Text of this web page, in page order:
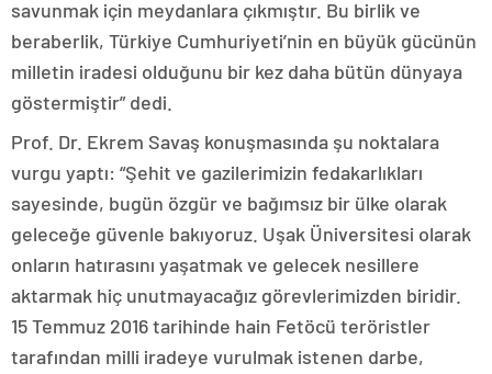
savunmak için meydanlara çıkmıştır. Bu birlik ve
beraberlik, Türkiye Cumhuriyeti’nin en büyük gücünün
milletin iradesi olduğunu bir kez daha bütün dünyaya
göstermiştir” dedi.
Prof. Dr. Ekrem Savaş konuşmasında şu noktalara
vurgu yaptı: “Şehit ve gazilerimizin fedakarlıkları
sayesinde, bugün özgür ve bağımsız bir ülke olarak
geleceğe güvenle bakıyoruz. Uşak Üniversitesi olarak
onların hatırasını yaşatmak ve gelecek nesillere
aktarmak hiç unutmayacağız görevlerimizden biridir.
15 Temmuz 2016 tarihinde hain Fetöcü teröristler
tarafından milli iradeye vurulmak istenen darbe,